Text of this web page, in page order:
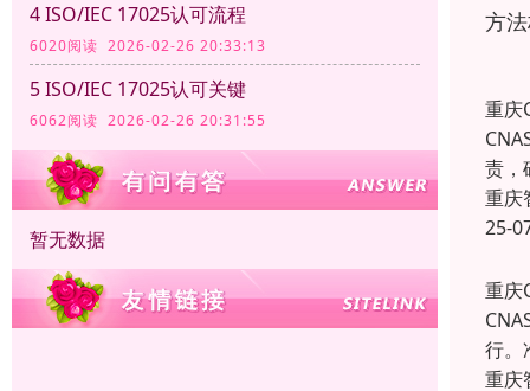
4 ISO/IEC 17025认可流程
6020阅读 2026-02-26 20:33:13
5 ISO/IEC 17025认可关键
6062阅读 2026-02-26 20:31:55
暂无数据
方
重庆
责，
重庆
25-
重庆
行。
重庆